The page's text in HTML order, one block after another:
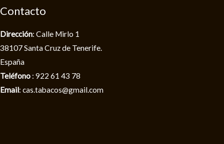
Contacto
Dirección: Calle Mirlo 1
38107 Santa Cruz de Tenerife.
España
Teléfono : 922 61 43 78
Email: cas.tabacos@gmail.com